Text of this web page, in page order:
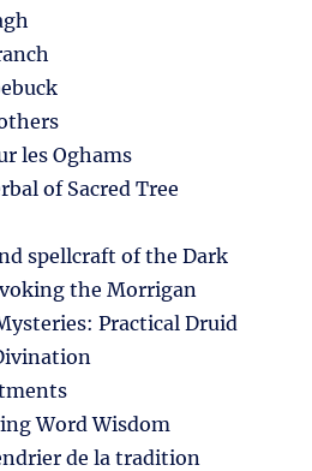
les Oghams
of Sacred Tree
spellcraft of the Dark
the Morrigan
Practical Druid
Word Wisdom
de la tradition